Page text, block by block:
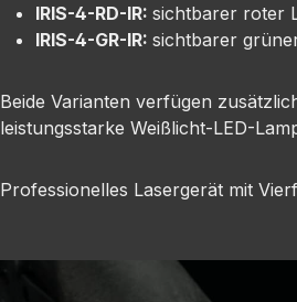
IRIS-4-RD-IR: sichtbarer roter
IRIS-4-GR-IR: sichtbarer
Beide Varianten verfügen
leistungsstarke Weißlicht-LED-
Professionelles Lasergerät mit